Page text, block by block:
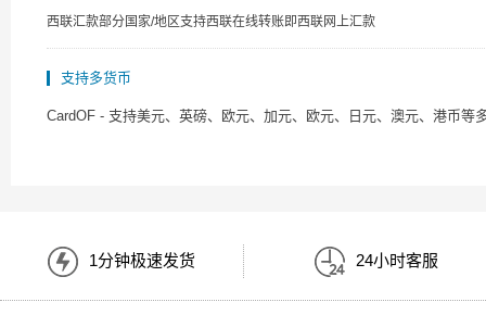
西联汇款部分国家/地区支持西联在线转账即西联网上汇款
支持多货币
CardOF - 支持美元、英磅、欧元、加元、欧元、日元、澳元、港币
1分钟极速发货 24小时客服